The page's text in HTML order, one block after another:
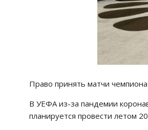
Право принять матчи
В УЕФА из-за пандемии
планируется провести летом